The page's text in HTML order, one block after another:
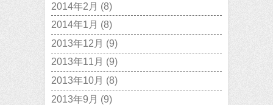
2014年2月 (8)
2014年1月 (8)
2013年12月 (9)
2013年11月 (9)
2013年10月 (8)
2013年9月 (9)